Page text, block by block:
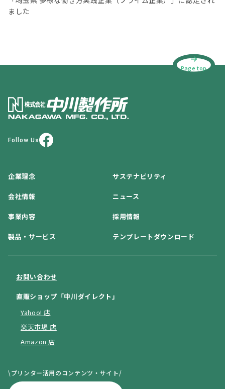
ました
Page top
Follow Us
企業理念 サステナビリティ
会社情報 ニュース
事業内容 採用情報
製品・サービス テンプレートダウンロード
お問い合わせ
直販ショップ「中川ダイレクト」
Yahoo! 店
楽天市場 店
Amazon 店
\プリンター活用のコンテンツ・サイト/